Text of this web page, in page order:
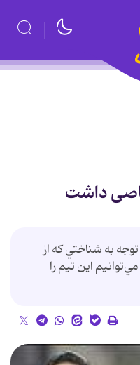
داشت
به شناختي كه از
اين تيم را